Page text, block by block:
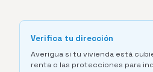
Verifica tu dirección
Averigua si tu vivienda está
renta o las protecciones para